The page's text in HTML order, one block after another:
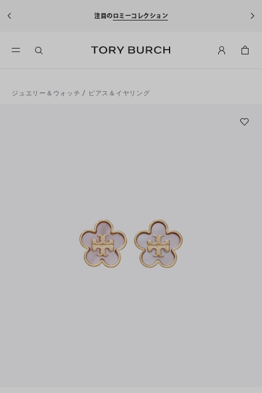
注目のロミーコレクション
ジュエリー＆ウォッチ / ピアス＆イヤリング